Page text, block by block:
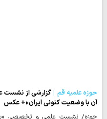
حوزه علمیه قم
گزارشی از نشست
آن با وضعیت کنونی ایران»+ عکس
حوزه/ نشست علمی و تخصصی